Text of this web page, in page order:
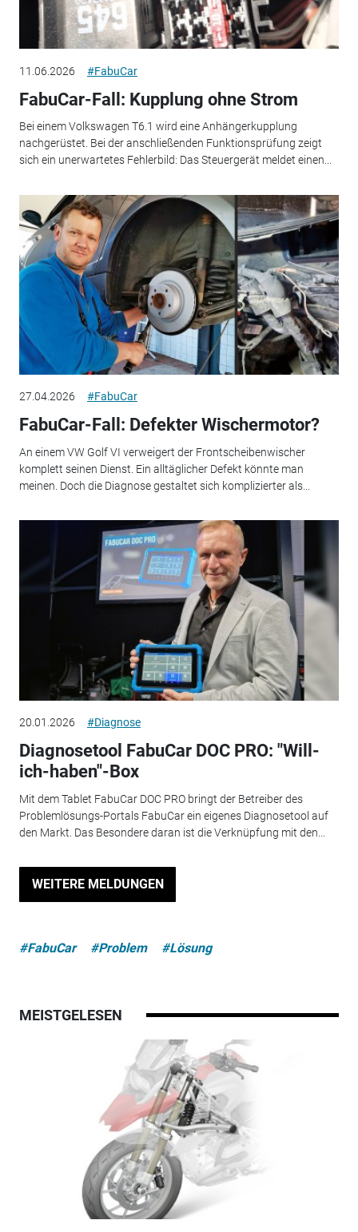
11.06.2026 #FabuCar
FabuCar-Fall: Kupplung ohne Strom
Bei einem Volkswagen T6.1 wird eine Anhängerkupplung
nachgerüstet. Bei der anschließenden Funktionsprüfung zeigt
sich ein unerwartetes Fehlerbild: Das Steuergerät meldet einen...
27.04.2026 #FabuCar
FabuCar-Fall: Defekter Wischermotor?
An einem VW Golf VI verweigert der Frontscheibenwischer
komplett seinen Dienst. Ein alltäglicher Defekt könnte man
meinen. Doch die Diagnose gestaltet sich komplizierter als...
20.01.2026 #Diagnose
Diagnosetool FabuCar DOC PRO: "Will-
ich-haben"-Box
Mit dem Tablet FabuCar DOC PRO bringt der Betreiber des
Problemlösungs-Portals FabuCar ein eigenes Diagnosetool auf
den Markt. Das Besondere daran ist die Verknüpfung mit den...
WEITERE MELDUNGEN
#FabuCar #Problem #Lösung
MEISTGELESEN